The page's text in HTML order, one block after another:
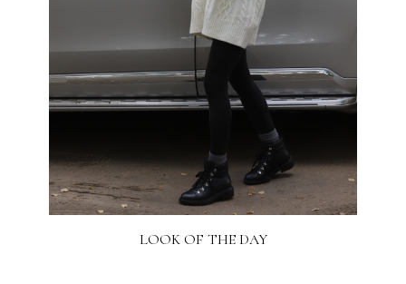
LOOK OF THE DAY